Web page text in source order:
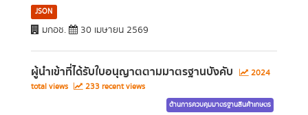
JSON
มกอช. 30 เมษายน 2569
ผู้นำเข้าที่ได้รับใบอนุญาตตามมาตรฐานบังคับ
2024
total views
233 recent views
ด้านการควบคุมมาตรฐานสินค้าเกษตร